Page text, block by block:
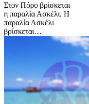
Στον Πόρο βρίσκεται
η παραλία Ασκέλι. Η
παραλία Ασκέλι
βρίσκεται…